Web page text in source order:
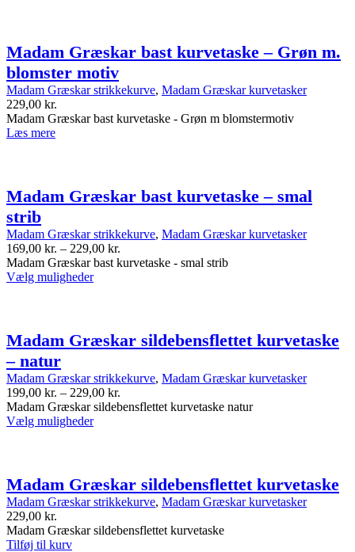
Indstillingerne
kan
vælges
på
Madam Græskar bast kurvetaske – Grøn m.
blomster motiv
Madam Græskar strikkekurve, Madam Græskar kurvetasker
229,00 kr.
Madam Græskar bast kurvetaske - Grøn m blomstermotiv
Læs mere
Madam Græskar bast kurvetaske – smal
strib
Madam Græskar strikkekurve, Madam Græskar kurvetasker
169,00 kr. – 229,00 kr.
169,00 kr.
Madam Græskar bast kurvetaske - smal strib
Vælg mulighederDette
varianter.
Indstillingerne
vælges
på
produktsiden
Madam Græskar sildebensflettet kurvetaske
– natur
Madam Græskar strikkekurve, Madam Græskar kurvetasker
199,00 kr. – 229,00 kr.
199,00 kr.
Madam Græskar sildebensflettet kurvetaske natur
Vælg mulighederDette
varianter.
Indstillingerne
kan
på
Madam Græskar sildebensflettet kurvetaske
Madam Græskar strikkekurve, Madam Græskar kurvetasker
229,00 kr.
Madam Græskar sildebensflettet kurvetaske
Tilføj til kurv